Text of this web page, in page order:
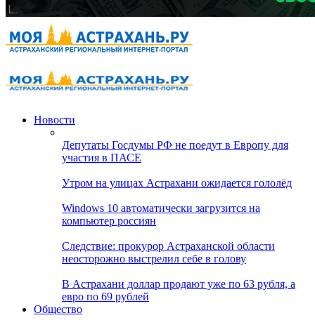
Новости
Депутаты Госдумы РФ не поедут в Европу для
участия в ПАСЕ
Утром на улицах Астрахани ожидается гололёд
Windows 10 автоматически загрузится на
компьютер россиян
Следствие: прокурор Астраханской области
неосторожно выстрелил себе в голову
В Астрахани доллар продают уже по 63 рубля, а
евро по 69 рублей
Общество